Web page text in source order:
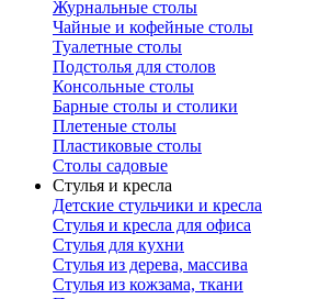
Журнальные столы
Чайные и кофейные столы
Туалетные столы
Подстолья для столов
Консольные столы
Барные столы и столики
Плетеные столы
Пластиковые столы
Столы садовые
Стулья и кресла
Детские стульчики и кресла
Стулья и кресла для офиса
Стулья для кухни
Стулья из дерева, массива
Стулья из кожзама, ткани